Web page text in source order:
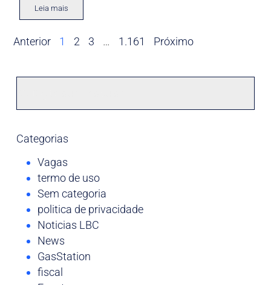
Leia mais
Anterior 1 2 3 … 1.161 Próximo
Categorias
Vagas
termo de uso
Sem categoria
politica de privacidade
Noticias LBC
News
GasStation
fiscal